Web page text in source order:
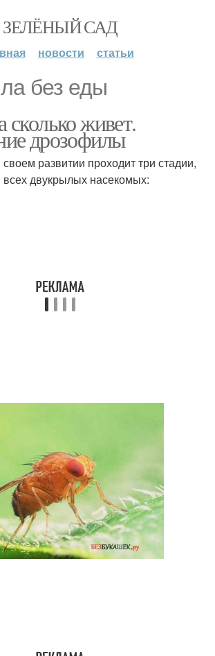
ЗЕЛЁНЫЙ САД
новости статьи
без еды
живет.
дрозофилы
развитии проходит три стадии,
двукрылых насекомых: